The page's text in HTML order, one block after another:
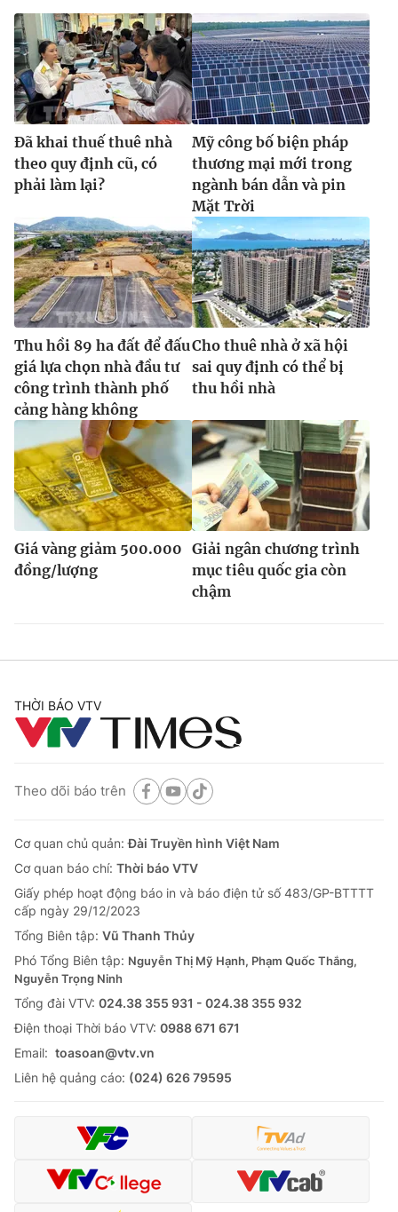
Đã khai thuế thuê nhà
theo quy định cũ, có
phải làm lại?
Mỹ công bố biện pháp
thương mại mới trong
ngành bán dẫn và pin
Mặt Trời
Thu hồi 89 ha đất để đấu
giá lựa chọn nhà đầu tư
công trình thành phố
cảng hàng không
Cho thuê nhà ở xã hội
sai quy định có thể bị
thu hồi nhà
Giá vàng giảm 500.000
đồng/lượng
Giải ngân chương trình
mục tiêu quốc gia còn
chậm
THỜI BÁO VTV
Theo dõi báo trên
Cơ quan chủ quản:Đài Truyền hình Việt Nam
Cơ quan báo chí: Thời báo VTV
Giấy phép hoạt động báo in và báo điện tử số 483/GP-BTTTT
cấp ngày 29/12/2023
Tổng Biên tập: Vũ Thanh Thủy
Phó Tổng Biên tập: Nguyễn Thị Mỹ Hạnh, Phạm Quốc Thắng,
Nguyễn Trọng Ninh
Tổng đài VTV: 024.38 355 931 - 024.38 355 932
Ðiện thoại Thời báo VTV: 0988 671 671
Email: toasoan@vtv.vn
Liên hệ quảng cáo: (024) 626 79595